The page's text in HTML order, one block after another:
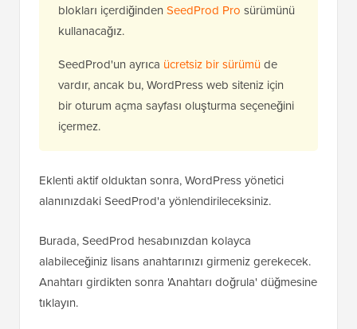
blokları içerdiğinden SeedProd Pro sürümünü
kullanacağız.
SeedProd'un ayrıca ücretsiz bir sürümüde
vardır, ancak bu, WordPress web siteniz için
bir oturum açma sayfası oluşturma seçeneğini
içermez.
Eklenti aktif olduktan sonra, WordPress yönetici
alanınızdaki SeedProd'a yönlendirileceksiniz.
Burada, SeedProd hesabınızdan kolayca
alabileceğiniz lisans anahtarınızı girmeniz gerekecek.
Anahtarı girdikten sonra 'Anahtarı doğrula' düğmesine
tıklayın.